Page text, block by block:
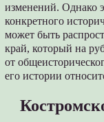
изменений. Однако
конкретного
может быть
край, который на
от
его истории